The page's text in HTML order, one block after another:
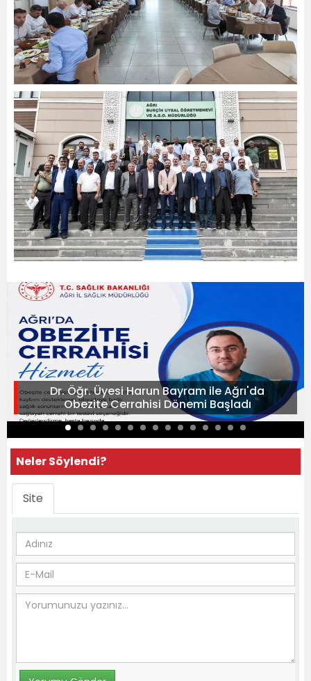
Dr. Öğr. Üyesi Harun Bayram ile Ağrı'da
Obezite Cerrahisi Dönemi Başladı
Neler Söylendi?
Site